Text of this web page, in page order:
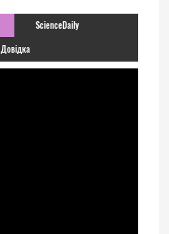
ScienceDaily
Довідка